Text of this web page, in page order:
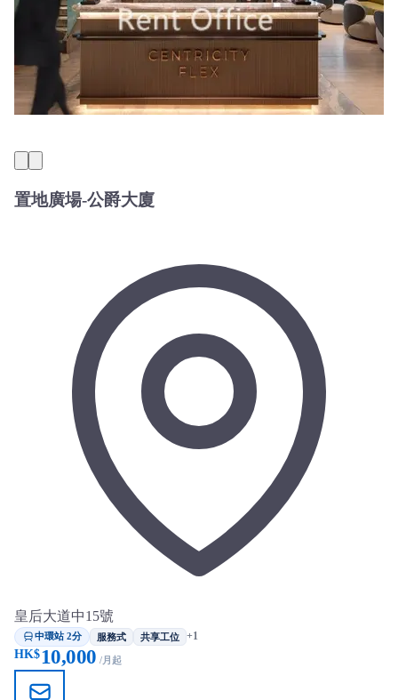
置地廣場-公爵大廈
皇后大道中15號
中環站 2分 服務式 共享工位 +1
HK$10,000 /月起